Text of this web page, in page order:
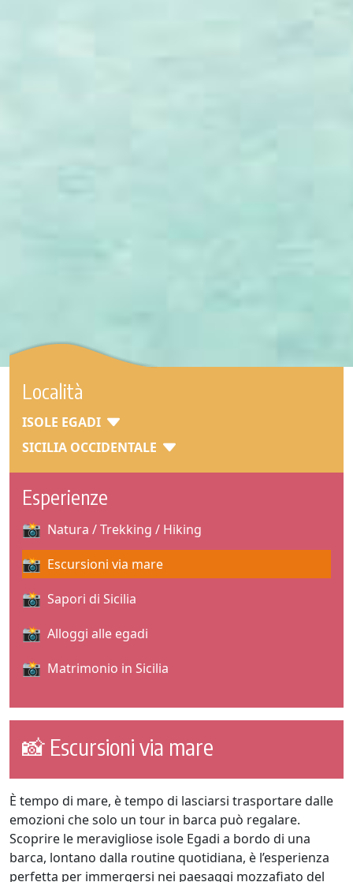
Località
ISOLE EGADI
SICILIA OCCIDENTALE
Esperienze
Natura / Trekking / Hiking
Escursioni via mare
Sapori di Sicilia
Alloggi alle egadi
Matrimonio in Sicilia
📸 Escursioni via mare
È tempo di mare, è tempo di lasciarsi trasportare dalle
emozioni che solo un tour in barca può regalare.
Scoprire le meravigliose isole Egadi a bordo di una
barca, lontano dalla routine quotidiana, è l’esperienza
perfetta per immergersi nei paesaggi mozzafiato del